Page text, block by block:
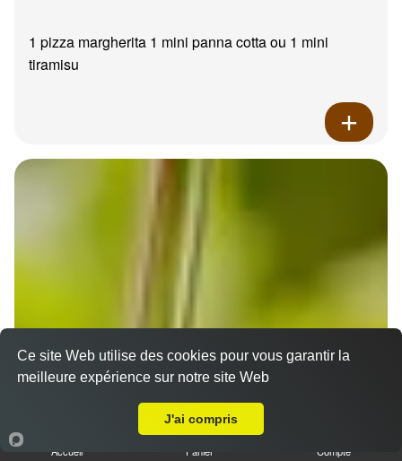
1 pizza margherita 1 mini panna cotta ou 1 mini
tiramisu
Accueil Panier Compte
Ce site Web utilise des cookies pour vous garantir la
meilleure expérience sur notre site Web
J'ai compris